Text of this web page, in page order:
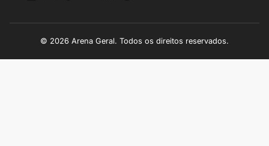
© 2026 Arena Geral. Todos os direitos reservados.